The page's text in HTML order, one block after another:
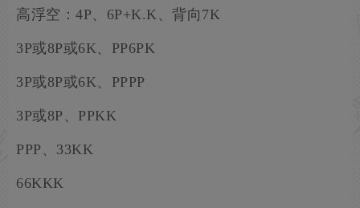
高浮空：4P、6P+K.K、背向7K
3P或8P或6K、PP6PK
3P或8P或6K、PPPP
3P或8P、PPKK
PPP、33KK
66KKK